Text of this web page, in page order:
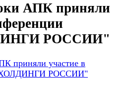
АПК приняли
РОССИИ"